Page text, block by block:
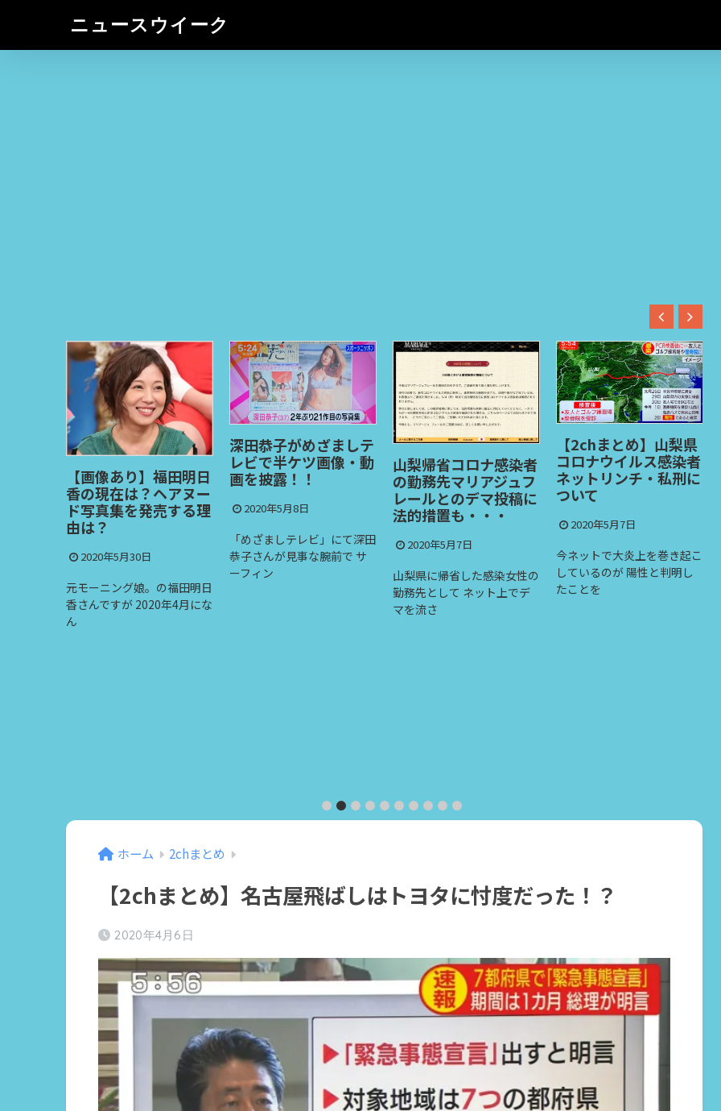
ニュースウイーク
深田恭子がめざましテ
レビで半ケツ画像・動
画を披露！！
2020年5月8日
「めざましテレビ」にて深田
恭子さんが見事な腕前で サ
山梨帰省コロナ感染者
の勤務先マリアジュフ
法的措置も・・・
2020年5月7日
山梨県に帰省した感染女性の
【2chまとめ】山梨県
コロナウイルス感染者
ネットリンチ・私刑に
ついて
2020年5月7日
しているのが 陽性と判明し
たことを
尾碕真花のカップは？
水着・ランジェリー画
像を集めてみまし
た！！
2020年5月6日
「オスカル！はなきんリサー
チ」にも出演中の 尾碕真花
（おさき
ホーム 2chまとめ
【2chまとめ】名古屋飛ばしはトヨタに忖度だった！？
2020年4月6日